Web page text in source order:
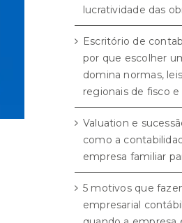
lucratividade das
Escritório de
por que escolher
domina normas,
regionais de fisco
Valuation e
como a
empresa familiar
5 motivos que
empresarial